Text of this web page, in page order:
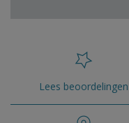
Lees beoordelingen